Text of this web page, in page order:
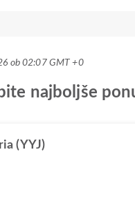
ob 02:07 GMT +0
najboljše
(YYJ)